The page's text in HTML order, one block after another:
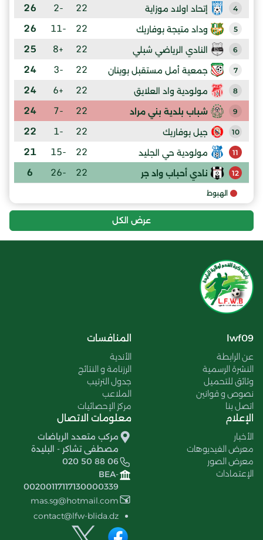
4 إتحاد اولاد موزاية 22
-2
26
5 وداد متيجة بوفاريك 22
-11
26
6 النادي الرياضي شبلي 22
+8
25
7 جمعية أمل مستقبل بوينان 22
-3
24
8 مولودية واد العلايق 22
+6
24
9 شباب بلدية بني مراد 22
-7
24
10 جيل بوفاريك 22
-1
22
11 مولودية حي الجليد 22
-15
21
12 نادي أحباب واد جر 22
-26
6
الهبوط
عرض الكل
lwf09
عن الرابطة
النشرة الرسمية
وثائق للتحميل
نصوص و قوانين
اتصل بنا
المنافسات
الأندية
الرزنامة و النتائج
جدول الترتيب
الملاعب
مركز الإحصائيات
الإعلام
الأخبار
معرض الفيديوهات
معرض الصور
الإعتمادات
معلومات الاتصال
مركب متعدد الرياضات
مصطفى تشاكر - البليدة
020 50 88 06
BEA-
00200117117130000339
mas.sg@hotmail.com
contact@lfw-blida.dz